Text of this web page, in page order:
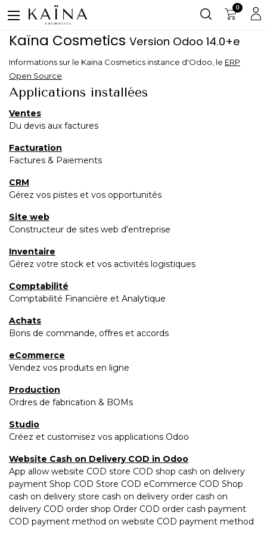
0
Kaïna Cosmetics Version Odoo 14.0+e
Informations sur le Kaïna Cosmetics instance d'Odoo, le ERP
Open Source
Applications installées
Ventes
Du devis aux factures
Facturation
Factures & Paiements
CRM
Gérez vos pistes et vos opportunités
Site web
Constructeur de sites web d'entreprise
Inventaire
Gérez votre stock et vos activités logistiques
Comptabilité
Comptabilité Financière et Analytique
Achats
Bons de commande, offres et accords
eCommerce
Vendez vos produits en ligne
Production
Ordres de fabrication & BOMs
Studio
Créez et customisez vos applications Odoo
Website Cash on Delivery COD in Odoo
App allow website COD store COD shop cash on delivery
payment Shop COD Store COD eCommerce COD Shop
cash on delivery store cash on delivery order cash on
delivery COD order shop Order COD order cash payment
COD payment method on website COD payment method